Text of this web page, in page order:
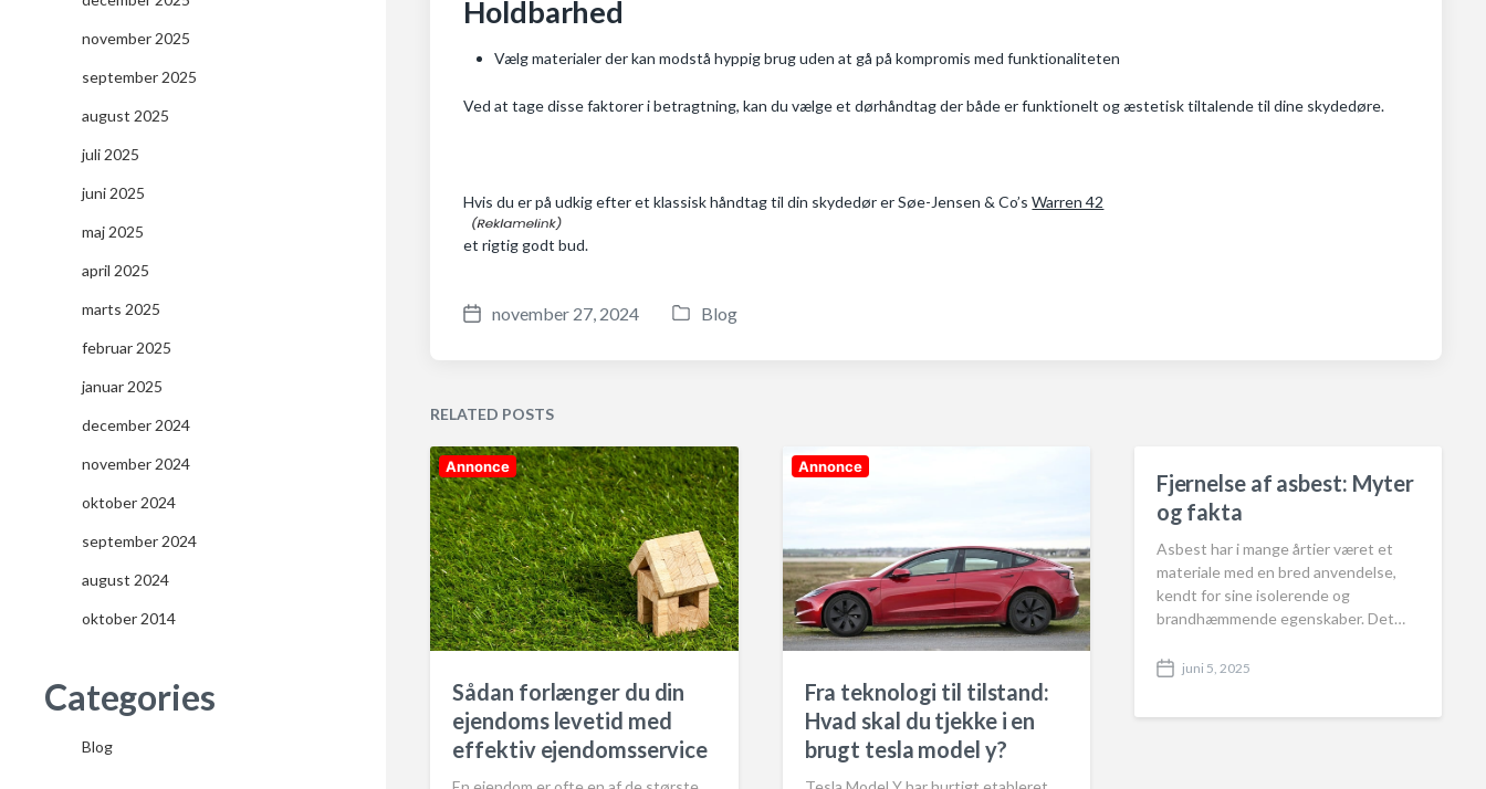
november 2025
september 2025
august 2025
juli 2025
juni 2025
maj 2025
april 2025
marts 2025
februar 2025
januar 2025
december 2024
november 2024
oktober 2024
september 2024
august 2024
oktober 2014
Categories
Blog
Holdbarhed
Vælg materialer der kan modstå hyppig brug uden at gå på kompromis med funktionaliteten
Ved at tage disse faktorer i betragtning, kan du vælge et dørhåndtag der både er funktionelt og æstetisk tiltalende til dine skydedøre.
Hvis du er på udkig efter et klassisk håndtag til din skydedør er Søe-Jensen & Co’sWarren 42
et rigtig godt bud.
P
t
a
t
e
november 27, 2024
P
d
i
n
Blog
RELATED POSTS
Annonce
Sådan forlænger du din
ejendoms levetid med
effektiv ejendomsservice
Annonce
Fra teknologi til tilstand:
Hvad skal du tjekke i en
brugt tesla model y?
Fjernelse af asbest: Myter
og fakta
Asbest har i mange årtier været et
materiale med en bred anvendelse,
kendt for sine isolerende og
brandhæmmende egenskaber. Det…
P
s
juni 5, 2025